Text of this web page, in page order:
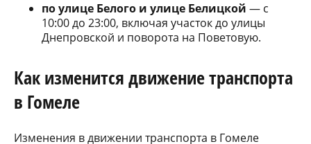
по улице Белого и улице Белицкой — с
10:00 до 23:00, включая участок до улицы
Днепровской и поворота на Поветовую.
Как изменится движение транспорта
в Гомеле
Изменения в движении транспорта в Гомеле